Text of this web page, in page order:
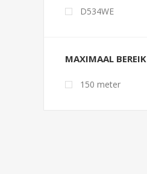
D534WE
MAXIMAAL BEREIK
150 meter